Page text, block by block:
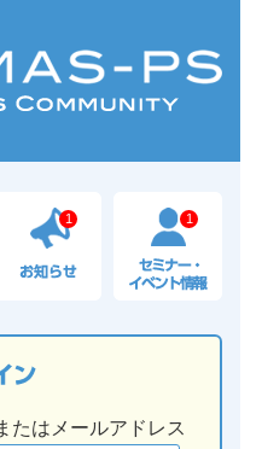
1 1
たはメールアドレス